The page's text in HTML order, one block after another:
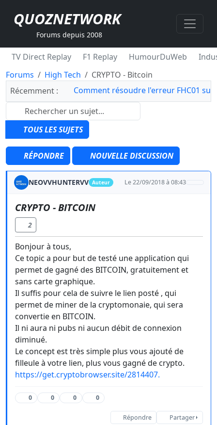
QUOZNETWORK
Forums depuis 2008
TV Direct Replay F1 Replay HumourDuWeb
Forums
High Tech
CRYPTO - Bitcoin
Récemment :
Comment résoudre l'erreur FHC01 sur
TOUS LES SUJETS
RÉPONDRE NOUVELLE DISCUSSION
NEOVVHUNTERVV Auteur Le 22/09/2018 à 08:43
CRYPTO - BITCOIN
2
Bonjour à tous,
Ce topic a pour but de testé une application qui
permet de gagné des BITCOIN, gratuitement et
sans carte graphique.
Il suffis pour cela de suivre le lien posté , qui
permet de miner de la cryptomonaie, qui sera
convertie en BITCOIN.
Il ni aura ni pubs ni aucun débit de connexion
diminué.
Le concept est très simple plus vous ajouté de
filleule à votre lien, plus vous gagné de crypto.
https://get.cryptobrowser.site/2814407.
0 0 0 0
Répondre Partager